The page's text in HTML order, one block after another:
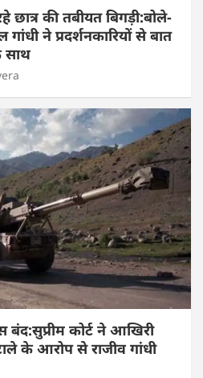
की तबीयत बिगड़ी:बोले-
गांधी ने प्रदर्शनकारियों से बात
साथ
बंद:सुप्रीम कोर्ट ने आखिरी
के आरोप से राजीव गांधी